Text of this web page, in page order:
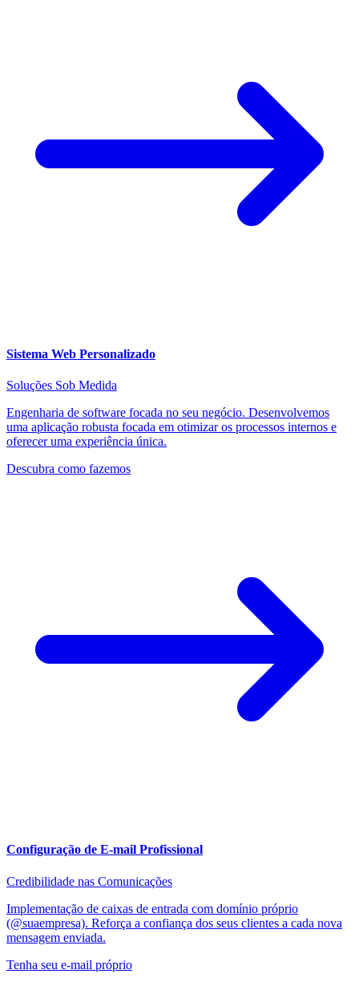
Sistema Web Personalizado
Soluções Sob Medida
Engenharia de software focada no seu negócio. Desenvolvemos
uma aplicação robusta focada em otimizar os processos internos e
oferecer uma experiência única.
Descubra como fazemos
Configuração de E-mail Profissional
Credibilidade nas Comunicações
Implementação de caixas de entrada com domínio próprio
(@suaempresa). Reforça a confiança dos seus clientes a cada nova
mensagem enviada.
Tenha seu e-mail próprio